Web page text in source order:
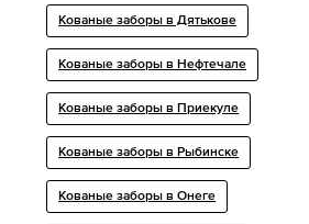
Кованые заборы в Дятькове
Кованые заборы в Нефтечале
Кованые заборы в Приекуле
Кованые заборы в Рыбинске
Кованые заборы в Онеге